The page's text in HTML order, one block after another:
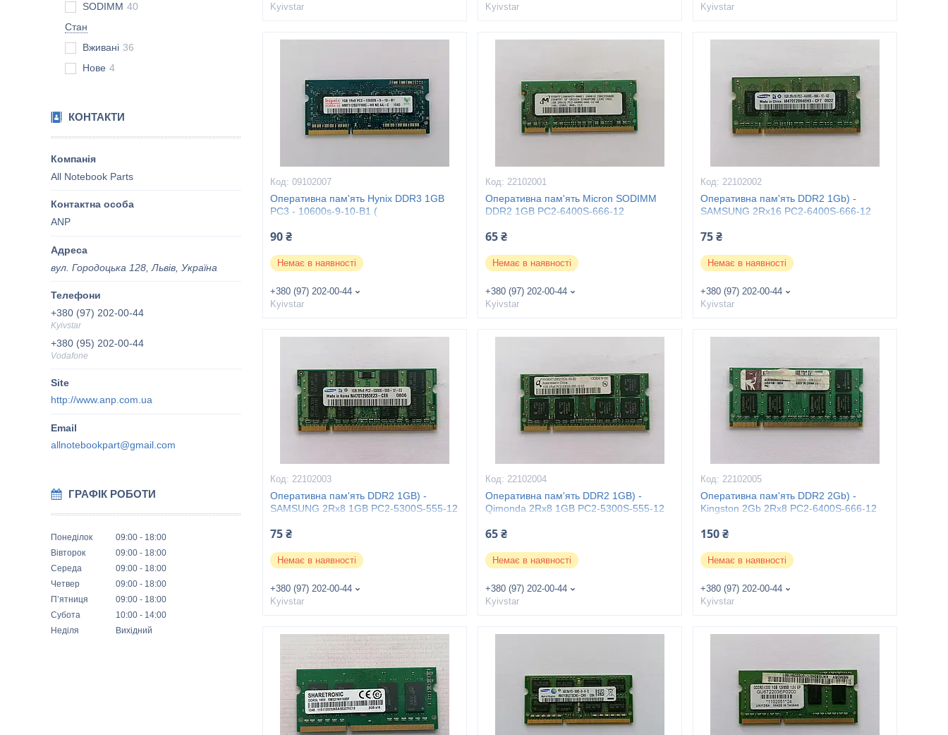
SODIMM 40
Стан
Вживані 36
Нове 4
КОНТАКТИ
All Notebook Parts
ANP
вул. Городоцька 128, Львів, Україна
+380 (97) 202-00-44
Kyivstar
+380 (95) 202-00-44
Vodafone
http://www.anp.com.ua
allnotebookpart@gmail.com
ГРАФІК РОБОТИ
Понеділок 09:00
18:00
Вівторок
09:00
18:00
Середа
09:00
18:00
Четвер
09:00
18:00
Пʼятниця
09:00
18:00
Субота
10:00
14:00
Неділя
Вихідний
Kyivstar
Kyivstar
Kyivstar
09102007
Оперативна пам'ять Hynix DDR3 1GB
PC3 - 10600s-9-10-B1 (
90 ₴
Немає в наявності
+380 (97) 202-00-44
Kyivstar
22102001
Оперативна пам'ять Micron SODIMM
DDR2 1GB PC2-6400S-666-12
65 ₴
Немає в наявності
+380 (97) 202-00-44
Kyivstar
22102002
Оперативна пам'ять DDR2 1Gb) -
SAMSUNG 2Rx16 PC2-6400S-666-12
75 ₴
Немає в наявності
+380 (97) 202-00-44
Kyivstar
22102003
Оперативна пам'ять DDR2 1GB) -
SAMSUNG 2Rx8 1GB PC2-5300S-555-12
75 ₴
Немає в наявності
+380 (97) 202-00-44
Kyivstar
22102004
Оперативна пам'ять DDR2 1GB) -
Qimonda 2Rx8 1GB PC2-5300S-555-12
65 ₴
Немає в наявності
+380 (97) 202-00-44
Kyivstar
22102005
Оперативна пам'ять DDR2 2Gb) -
Kingston 2Gb 2Rx8 PC2-6400S-666-12
150 ₴
Немає в наявності
+380 (97) 202-00-44
Kyivstar